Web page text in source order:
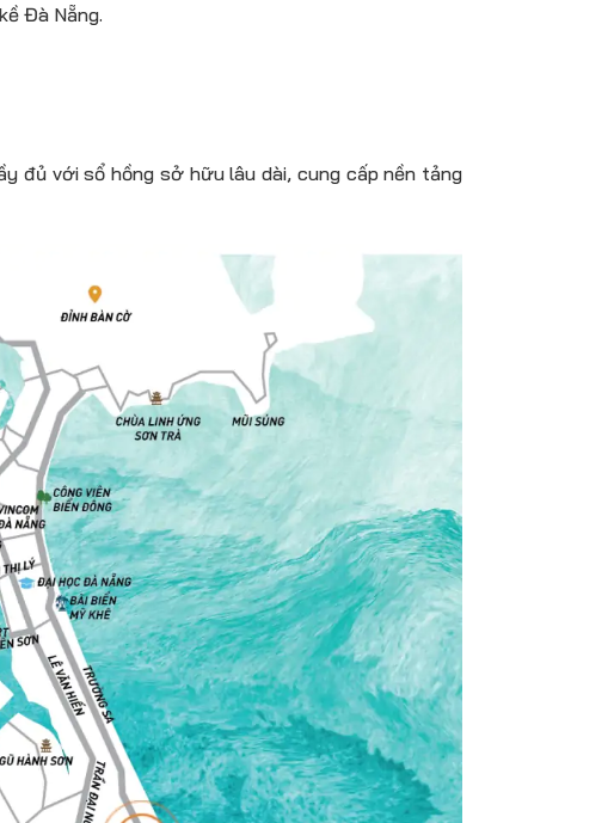
Đà Nẵng.
đủ với sổ hồng sở hữu lâu dài, cung cấp nền tảng